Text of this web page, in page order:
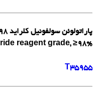
پاراتولوئن سولفونیل کلراید 98% کد T35955 سیگما آلدریچ
reagent grade, ≥98%
T35955